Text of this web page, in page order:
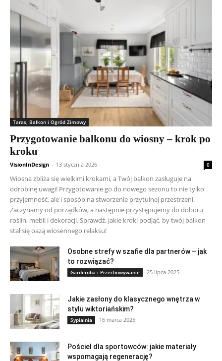
Taras, Balkon i Ogród Zimowy
Przygotowanie balkonu do wiosny – krok po
kroku
VisionInDesign - 13 stycznia 2026 0
Wiosna zbliża się wielkimi krokami, a Twój balkon zasługuje na
odrobinę uwagi! Przygotowanie go do nowego sezonu to nie tylko
przyjemność, ale i sposób na stworzenie przytulnej przestrzeni.
Zaczynamy od porządków, a następnie przystępujemy do doboru
roślin, mebli i dekoracji. Sprawdź, jakie kroki podjąć, by twój balkon
stał się oazą wiosennego relaksu!
Osobne strefy w szafie dla partnerów – jak
to rozwiązać?
Garderoba i Przechowywanie 25 lipca 2025
Jakie zasłony do klasycznego wnętrza w
stylu wiktoriańskim?
Sypialnia 16 marca 2025
Pościel dla sportowców: jakie materiały
wspomagają regenerację?